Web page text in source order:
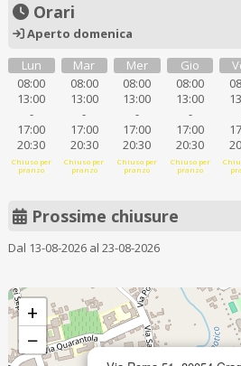
Orari
Aperto domenica
Lun
08:00
13:00
-
17:00
20:30
Chiuso per
pranzo
Mar
08:00
13:00
-
17:00
20:30
Chiuso per
pranzo
Mer
08:00
13:00
-
17:00
20:30
Chiuso per
pranzo
Gio
08:00
13:00
-
17:00
20:30
Chiuso per
pranzo
Prossime chiusure
Dal 13-08-2026 al 23-08-2026
+
−